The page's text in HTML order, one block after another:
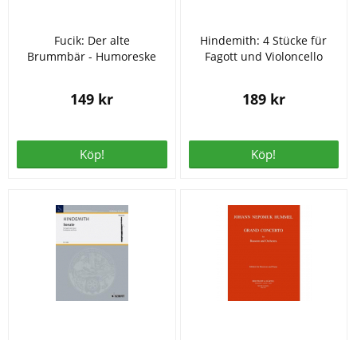
Fucik: Der alte
Brummbär - Humoreske
149 kr
Köp!
Hindemith: 4 Stücke für
Fagott und Violoncello
189 kr
Köp!